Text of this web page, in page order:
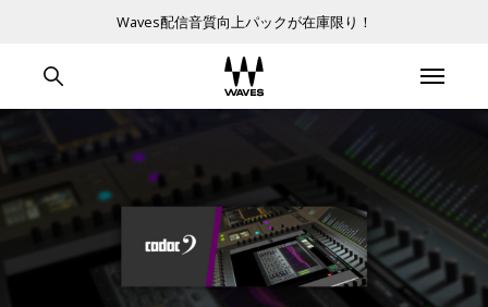
Waves配信音質向上パックが在庫限り！